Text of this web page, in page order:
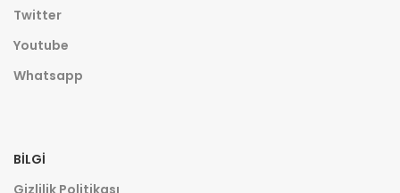
Twitter
Youtube
Whatsapp
BILGI